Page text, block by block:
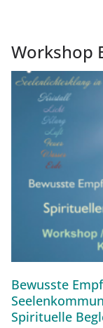
Workshop
Bewusste
Spirituelle